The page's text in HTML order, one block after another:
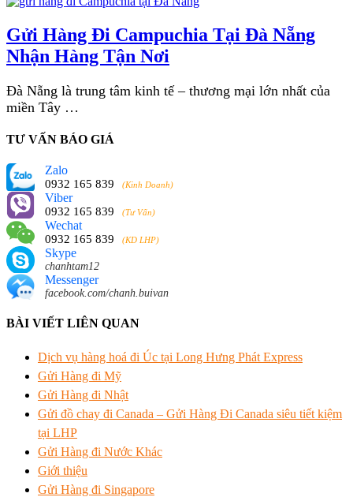
Gửi Hàng Đi Campuchia Tại Đà Nẵng
Nhận Hàng Tận Nơi
Đà Nẵng là trung tâm kinh tế – thương mại lớn nhất của
miền Tây …
TƯ VẤN BÁO GIÁ
Zalo
0932 165 839 (Kinh Doanh)
Viber
0932 165 839 (Tư Vấn)
Wechat
0932 165 839 (KD LHP)
Skype
chanhtam12
Messenger
facebook.com/chanh.buivan
BÀI VIẾT LIÊN QUAN
Dịch vụ hàng hoá đi Úc tại Long Hưng Phát Express
Gửi Hàng đi Mỹ
Gửi Hàng đi Nhật
Gửi đồ chay đi Canada – Gửi Hàng Đi Canada siêu tiết kiệm
tại LHP
Gửi Hàng đi Nước Khác
Giới thiệu
Gửi Hàng đi Singapore